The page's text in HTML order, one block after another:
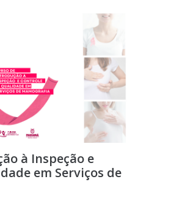
à Inspeção e
em Serviços de